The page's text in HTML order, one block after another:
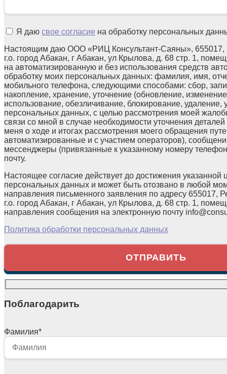
Я даю свое согласие на обработку персональных
Настоящим даю ООО «РИЦ Консультант-Саяны», 655017,
г.о. город Абакан, г Абакан, ул Крылова, д. 68 стр. 1,
на автоматизированную и без использования средств
обработку моих персональных данных: фамилия, имя,
мобильного телефона, следующими способами: сбор,
накопление, хранение, уточнение (обновление,
использование, обезличивание, блокирование, удаление,
персональных данных, с целью рассмотрения моей
связи со мной в случае необходимости уточнения
меня о ходе и итогах рассмотрения моего обращения
автоматизированные и с участием операторов),
мессенджеры (привязанные к указанному номеру
почту.
Настоящее согласие действует до достижения указанной
персональных данных и может быть отозвано в любой
направления письменного заявления по адресу 655017,
г.о. город Абакан, г Абакан, ул Крылова, д. 68 стр. 1,
направления сообщения на электронную почту
Политика обработки персональных данных
Поблагодарить
Фамилия*